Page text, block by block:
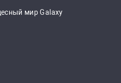
мир Galaxy